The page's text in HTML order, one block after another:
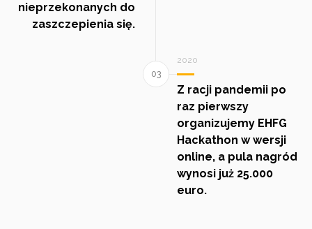
nieprzekonanych do
zaszczepienia się.
2020
Z racji pandemii po
raz pierwszy
organizujemy EHFG
Hackathon w wersji
online, a pula nagród
wynosi już 25.000
euro.